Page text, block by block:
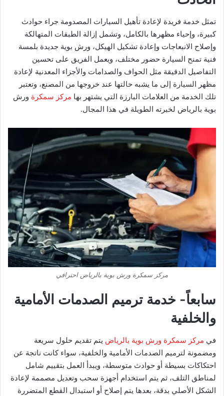
تمثل خدمة فريدة لإعادة تأهيل السيارات المصدومة جراء حوادث
كبيرة، وإحياء مظهرها بالكامل، وتشمل إزالة الطبقات المتهالكة
وإصلاح الانبعاجات وإعادة تشكيل الهيكل، ورش بوية جديدة بلمسة
فنية تمنح السيارة حضور مختلف، ويعمل الفريق على تحسين
التفاصيل الدقيقة مثل الحواف والصدامات والأجزاء المعدنية لإعادة
مظهر السيارة إلى ما يشبه حالتها عند خروجها من المصنع، وتعتبر
تلك الخدمة من العلامات البارزة التي يشتهر بها مركز سمكرة ورش
بوية بالرياض لخبرته الطويلة في هذا المجال.
مركز سمكرة ورش بوية بالرياض احترافي
سابعاً- خدمة ترميم الصدمات الأمامية
والخلفية
في مركز سمكرة ورش بوية بالرياض يتم تقديم حلول سريعة
ومضمونة لترميم الصدمات الأمامية والخلفية، سواء كانت ناتجة عن
احتكاكات بسيطة أو حوادث متوسطة، ويبدأ العمل بتقييم شامل
لمناطق التلف، ثم يتم استخدام أجهزة سحب وتعديل مصممة لإعادة
الشكل الأصلي بدقة، بعدها يتم إصلاح أو استبدال القطع المتضررة